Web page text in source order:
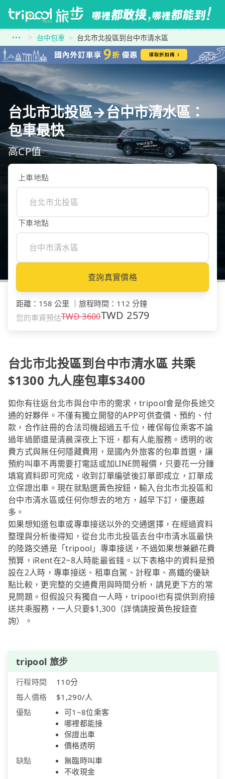
台中包車 台北市北投區到台中市清水區
台北市北投區→台中市清水區：
包車最快
高CP值
上車地點
下車地點
查詢真實價格
距離 ： 158 公里 旅程時間 ： 112 分鐘
您的車資預估TWD3600TWD 2579
台北市北投區到台中市清水區 共乘
$1300 九人座包車$3400
如你有往返台北市與台中市的需求，tripool會是你長途交
通的好夥伴。不僅有獨立開發的APP可供查價、預約、付
款，合作註冊的合法司機超過五千位，確保每位乘客不論
過年過節還是清晨深夜上下班，都有人能服務。透明的收
費方式與無任何隱藏費用，是國內外旅客的包車首選，讓
預約叫車不再需要打電話或加LINE問報價，只要花一分鐘
填寫資料即可完成，收到訂單編號後訂單即成立，訂單成
立保證出車。現在就點選黃色按鈕，輸入台北市北投區和
台中市清水區或任何你想去的地方，越早下訂，優惠越
多。
如果想知道包車或專車接送以外的交通選擇，在經過資料
整理與分析後得知，從台北市北投區去台中市清水區最快
的陸路交通是「tripool」專車接送，不過如果想兼顧花費
預算，iRent在2~8人時能最省錢。以下表格中的資料是預
設在2人時，專車接送、租車自駕、計程車、高鐵的優缺
點比較，更完整的交通費用與時間分析，請見更下方的常
見問題。但假設只有獨自一人時，tripool也有提供到府接
送共乘服務，一人只要$1,300（詳情請按黃色按鈕查
詢）。
tripool 旅步
行程時間
110分
每人價格
$1,290/人
優點
可1~8位乘客
哪裡都能接
保證出車
價格透明
缺點
無臨時叫車
不收現金